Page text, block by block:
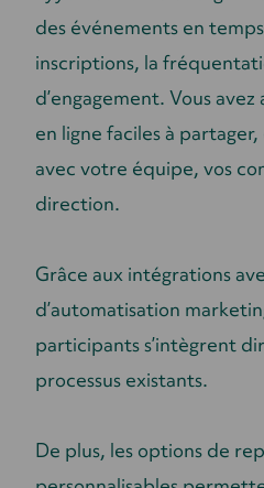
des événements en
inscriptions, la
d’engagement. Vous
en ligne faciles à
avec votre équipe, vos
direction.
Grâce aux intégrations
d’automatisation
participants s’intègrent
processus existants.
De plus, les options de